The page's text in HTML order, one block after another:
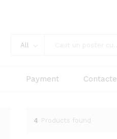
All
Payment Contacte
4 Products found